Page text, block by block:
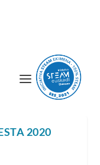
2020